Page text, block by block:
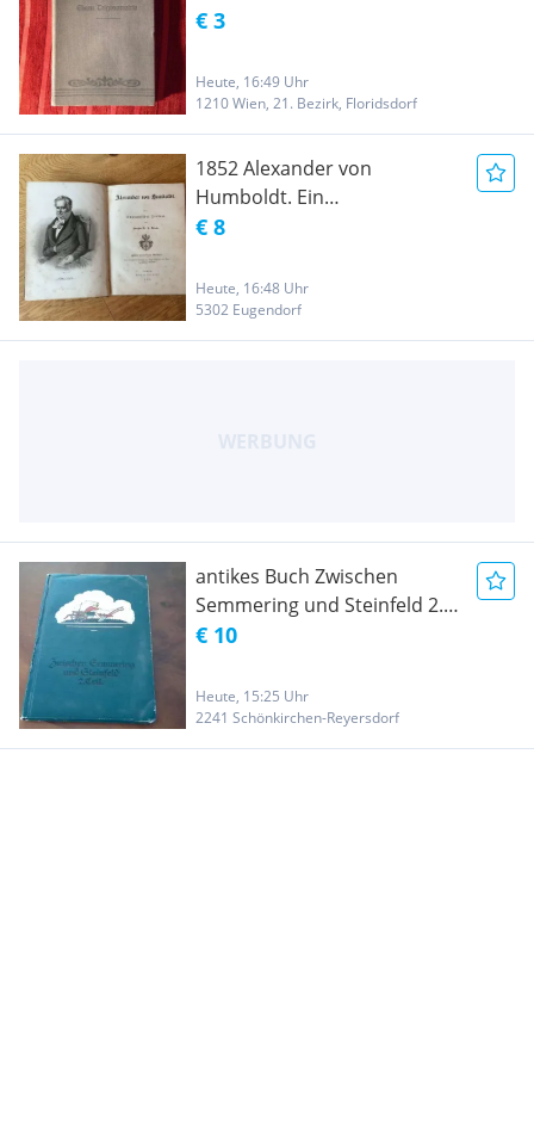
€ 3
Heute, 16:49 Uhr
1210 Wien, 21. Bezirk, Floridsdorf
1852 Alexander von
Humboldt. Ein
biographisches Denkmal.
verbesserte Auflage
€ 8
Heute, 16:48 Uhr
5302 Eugendorf
antikes Buch Zwischen
Semmering und Steinfeld 2.
Teil
€ 10
Heute, 15:25 Uhr
2241 Schönkirchen-Reyersdorf